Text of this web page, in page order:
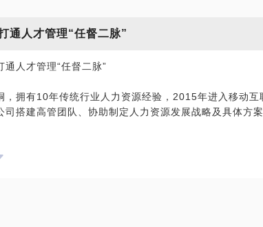
：
试密码，避开弯路和雷区，提高面试成功几率，帮你拿
通人才管理“任督二脉”
通人才管理“任督二脉”
，拥有10年传统行业人力资源经验，2015年进入移动互
司搭建高管团队、协助制定人力资源发展战略及具体方案
量人才管理的实战经验。